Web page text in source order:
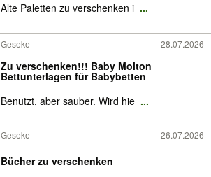
Alte Paletten zu verschenken i ...
Geseke 28.07.2026
Zu verschenken!!! Baby Molton
Bettunterlagen für Babybetten
Benutzt, aber sauber. Wird hie ...
Geseke 26.07.2026
Bücher zu verschenken